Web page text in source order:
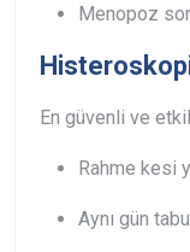
Menopoz
En güvenli ve
Rahme kesi
Aynı gün